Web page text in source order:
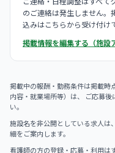
のご連絡は発生しません。
込みはこちらから受け付け
掲載情報を編集する（施設
掲載中の報酬・勤務条件は掲載時
内容・就業場所等）は、 ご応募
い。
施設名を非公開としている求人は
細をご案内します。
看護師の方の登録・応募・利用は